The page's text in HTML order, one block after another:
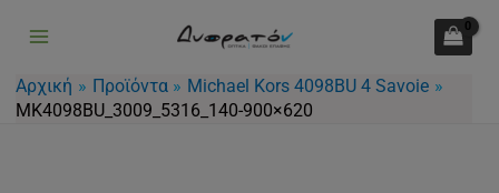
περιεχόμενο
Αρχική Προϊόντα
Michael Kors 4098BU 4 Savoie
MK4098BU_3009_5316_140-900×620